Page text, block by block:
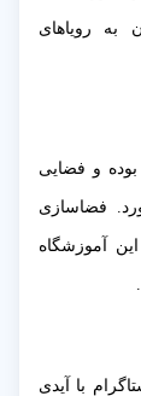
به رویاهای
و فضایی
فضاسازی
آموزشگاه
با آیدی